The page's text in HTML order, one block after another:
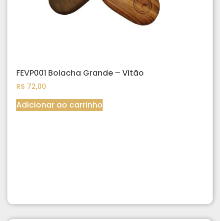
FEVP001 Bolacha Grande – Vitão
R$ 72,00
Adicionar ao carrinho